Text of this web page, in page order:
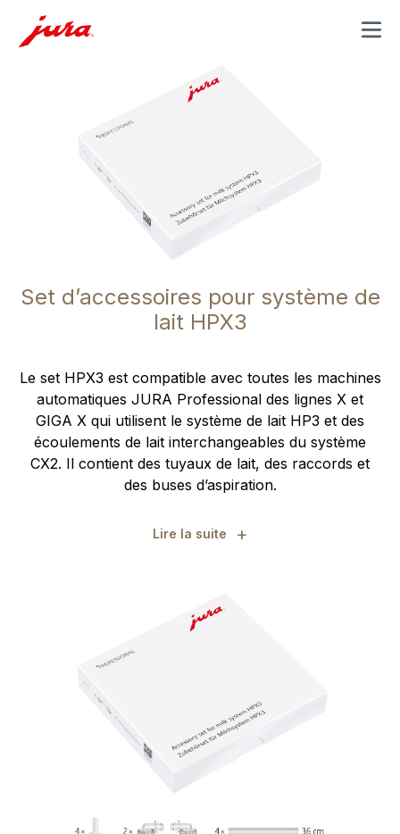
MENU
Set d’accessoires pour système de
lait HPX3
Le set HPX3 est compatible avec toutes les machines
automatiques JURA Professional des lignes X et
GIGA X qui utilisent le système de lait HP3 et des
écoulements de lait interchangeables du système
CX2. Il contient des tuyaux de lait, des raccords et
des buses d’aspiration.
Lire la suite +